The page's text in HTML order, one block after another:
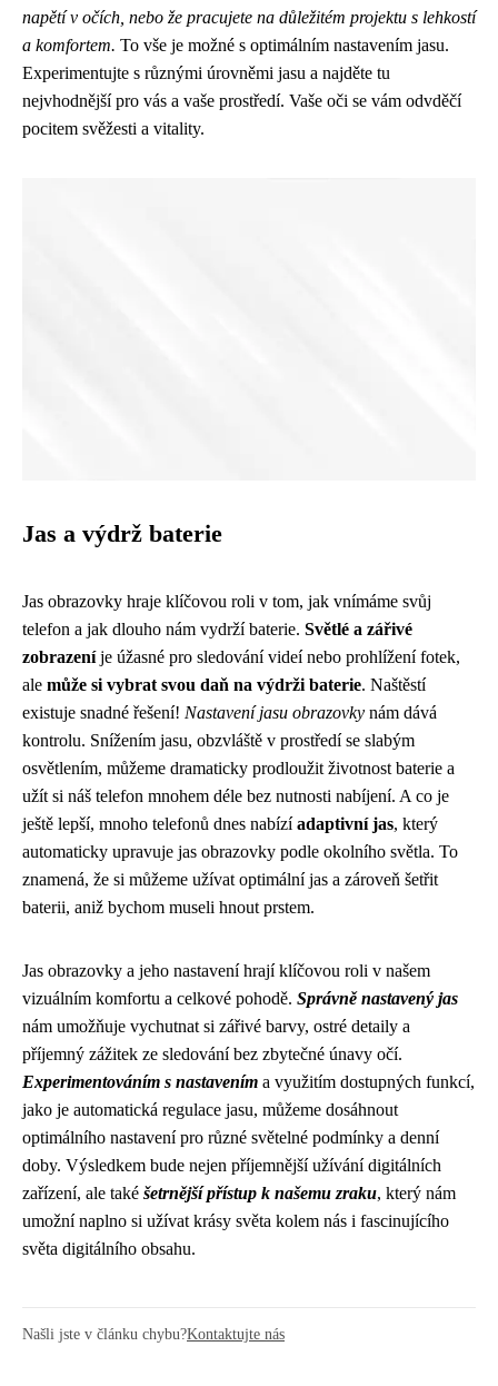
napětí v očích, nebo že pracujete na důležitém projektu s lehkostí
a komfortem. To vše je možné s optimálním nastavením jasu.
Experimentujte s různými úrovněmi jasu a najděte tu
nejvhodnější pro vás a vaše prostředí. Vaše oči se vám odvděčí
pocitem svěžesti a vitality.
Jas a výdrž baterie
Jas obrazovky hraje klíčovou roli v tom, jak vnímáme svůj
telefon a jak dlouho nám vydrží baterie. Světlé a zářivé
zobrazeníje úžasné pro sledování videí nebo prohlížení fotek,
ale může si vybrat svou daň na výdrži baterie. Naštěstí
existuje snadné řešení! Nastavení jasu obrazovky nám dává
kontrolu. Snížením jasu, obzvláště v prostředí se slabým
osvětlením, můžeme dramaticky prodloužit životnost baterie a
užít si náš telefon mnohem déle bez nutnosti nabíjení. A co je
ještě lepší, mnoho telefonů dnes nabízíadaptivní jas, který
automaticky upravuje jas obrazovky podle okolního světla. To
znamená, že si můžeme užívat optimální jas a zároveň šetřit
baterii, aniž bychom museli hnout prstem.
Jas obrazovky a jeho nastavení hrají klíčovou roli v našem
vizuálním komfortu a celkové pohodě. Správně nastavený jas
nám umožňuje vychutnat si zářivé barvy, ostré detaily a
příjemný zážitek ze sledování bez zbytečné únavy očí.
Experimentováním s nastavením a využitím dostupných funkcí,
jako je automatická regulace jasu, můžeme dosáhnout
optimálního nastavení pro různé světelné podmínky a denní
doby. Výsledkem bude nejen příjemnější užívání digitálních
zařízení, ale také šetrnější přístup k našemu zraku, který nám
umožní naplno si užívat krásy světa kolem nás i fascinujícího
světa digitálního obsahu.
Našli jste v článku chybu?Kontaktujte nás